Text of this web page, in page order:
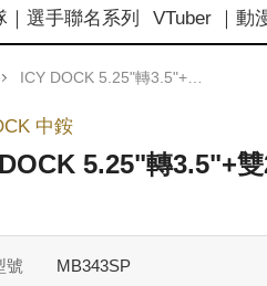
｜選手聯名系列 VTuber ｜動
ICY DOCK 5.25"轉3.5"+雙2.5" 硬碟轉接架
中銨
5.25"轉3.5"+
號
MB343SP